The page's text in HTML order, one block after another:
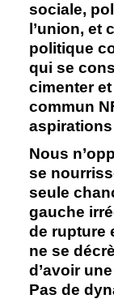
sociale,
l’union, et
politique
qui se
cimenter
commun
Nous
se
seule
gauche
de rupture
ne se
d’avoir
Pas de